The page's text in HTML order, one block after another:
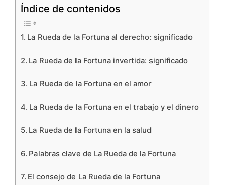
Índice de contenidos
La Rueda de la Fortuna al derecho: significado
La Rueda de la Fortuna invertida: significado
La Rueda de la Fortuna en el amor
La Rueda de la Fortuna en el trabajo y el dinero
La Rueda de la Fortuna en la salud
Palabras clave de La Rueda de la Fortuna
El consejo de La Rueda de la Fortuna